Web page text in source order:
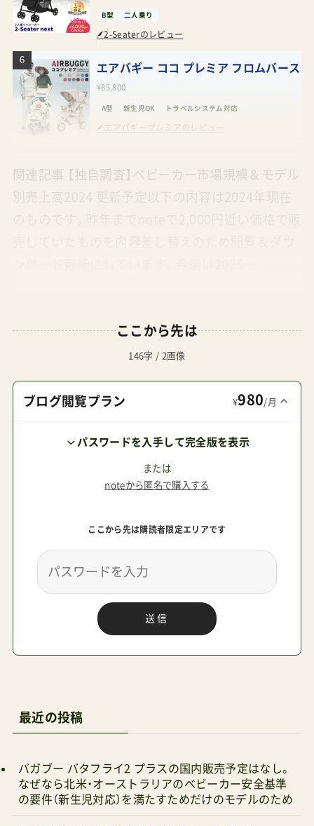
B型 二人乗り
2-Seaterのレビュー
エアバギー ココ プレミア フロムバース
¥85,800
A型 新生児OK トラベルシステム対応
エアバギープレミアのレビュー
関連記事 【独自調査】ベビーカー市場規模＆モデル
別売上高2024 更新予定以下の内容は2024年現在
ここから先は
146字 / 2画像
ブログ閲覧プラン ¥980/月
パスワードを入手して完全版を表示
または
noteから匿名で購入する
ここから先は購読者限定エリアです
送信
最近の投稿
バガブー バタフライ2 プラスの国内販売予定はなし。
なぜなら北米・オーストラリアのベビーカー安全基準
の要件（新生児対応）を満たすためだけのモデルのため